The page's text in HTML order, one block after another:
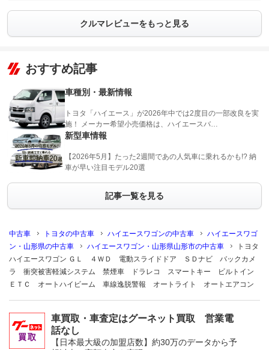
クルマレビューをもっと見る
おすすめ記事
車種別・最新情報
トヨタ「ハイエース」が2026年中では2度目の一部改良を実
施！ メーカー希望小売価格は、ハイエースバ…
新型車情報
【2026年5月】たった2週間であの人気車に乗れるかも!? 納
車が早い注目モデル20選
記事一覧を見る
中古車 トヨタの中古車 ハイエースワゴンの中古車
ハイエースワゴ
ン・山形県の中古車
ハイエースワゴン・山形県山形市の中古車
トヨタ
ハイエースワゴン ＧＬ ４ＷＤ 電動スライドドア ＳＤナビ バックカメ
ラ 衝突被害軽減システム 禁煙車 ドラレコ スマートキー ビルトイン
ＥＴＣ オートハイビーム 車線逸脱警報 オートライト オートエアコン
車買取・車査定はグーネット買取 営業電
話なし
【日本最大級の加盟店数】約30万のデータから予